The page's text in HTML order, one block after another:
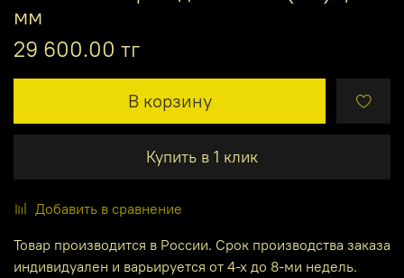
мм
29 600.00 тг
В корзину
Купить в 1 клик
Добавить в сравнение
Товар производится в России. Срок производства заказа
индивидуален и варьируется от 4-х до 8-ми недель.